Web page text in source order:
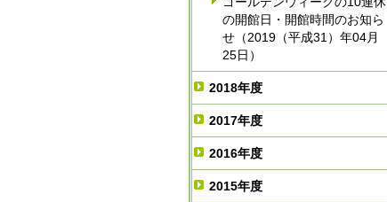
の開館日・開館時間のお知ら
せ（2019（平成31）年04月
25日）
2018年度
2017年度
2016年度
2015年度